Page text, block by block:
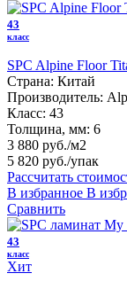
43
класс
SPC Alpine Floor
Страна: Китай
Производитель:
Класс: 43
Толщина, мм: 6
3 880 руб./м2
5 820 руб./упак
Рассчитать
В избранное В
Сравнить
43
класс
Хит